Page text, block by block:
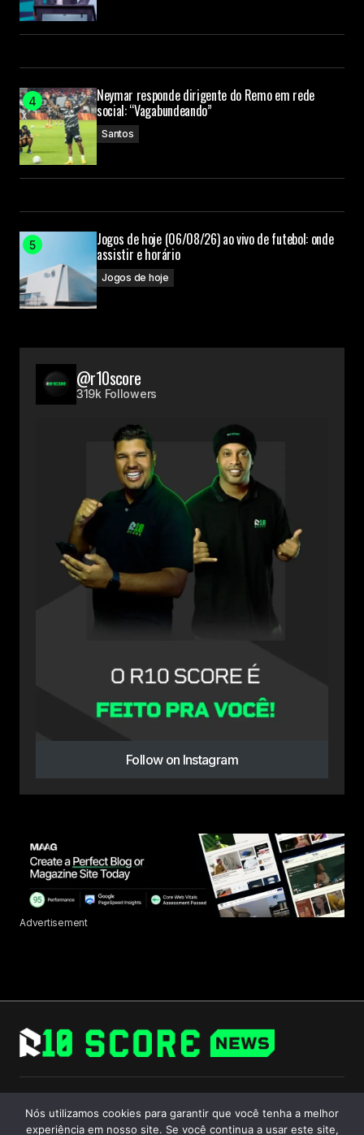
Neymar responde dirigente do Remo em rede
social: “Vagabundeando”
Santos
Jogos de hoje (06/08/26) ao vivo de futebol: onde
assistir e horário
Jogos de hoje
@r10score
319k Followers
Follow on Instagram
Advertisement
Follow Us
Nós utilizamos cookies para garantir que você tenha a melhor
experiência em nosso site. Se você continua a usar este site,